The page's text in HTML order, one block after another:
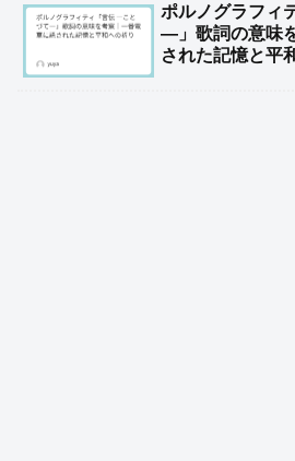
ポルノグラフィ
―」歌詞の意味
された記憶と平